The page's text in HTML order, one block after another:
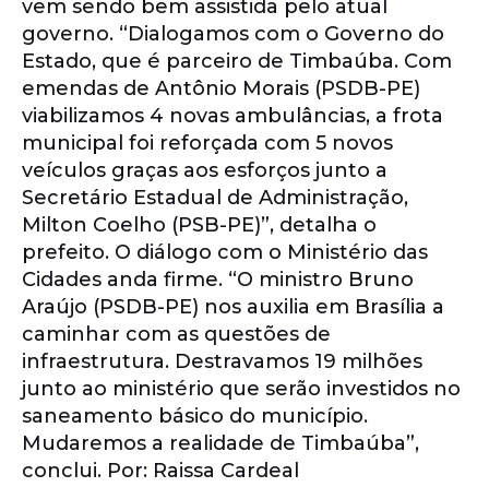
vem sendo bem assistida pelo atual
governo. “Dialogamos com o Governo do
Estado, que é parceiro de Timbaúba. Com
emendas de Antônio Morais (PSDB-PE)
viabilizamos 4 novas ambulâncias, a frota
municipal foi reforçada com 5 novos
veículos graças aos esforços junto a
Secretário Estadual de Administração,
Milton Coelho (PSB-PE)”, detalha o
prefeito. O diálogo com o Ministério das
Cidades anda firme. “O ministro Bruno
Araújo (PSDB-PE) nos auxilia em Brasília a
caminhar com as questões de
infraestrutura. Destravamos 19 milhões
junto ao ministério que serão investidos no
saneamento básico do município.
Mudaremos a realidade de Timbaúba”,
conclui. Por: Raissa Cardeal